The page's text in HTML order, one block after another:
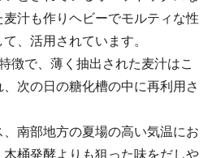
汁も作りヘビーでモルティな性
、活用されています。
徴で、薄く抽出された麦汁はこ
次の日の糖化槽の中に再利用さ
南部地方の夏場の高い気温にお
桶発酵よりも狙った味をだしや